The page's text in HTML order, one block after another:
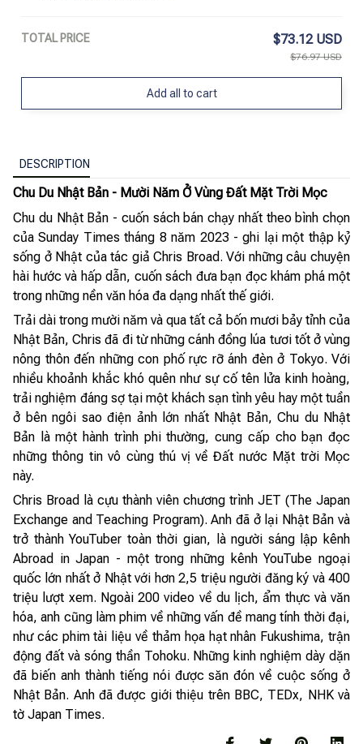
TOTAL PRICE $73.12 USD
$76.97 USD
Add all to cart
DESCRIPTION
Chu Du Nhật Bản - Mười Năm Ở Vùng Đất Mặt Trời Mọc
Chu du Nhật Bản - cuốn sách bán chạy nhất theo bình chọn
của Sunday Times tháng 8 năm 2023 - ghi lại một thập kỷ
sống ở Nhật của tác giả Chris Broad. Với những câu chuyện
hài hước và hấp dẫn, cuốn sách đưa bạn đọc khám phá một
trong những nền văn hóa đa dạng nhất thế giới.
Trải dài trong mười năm và qua tất cả bốn mươi bảy tỉnh của
Nhật Bản, Chris đã đi từ những cánh đồng lúa tươi tốt ở vùng
nông thôn đến những con phố rực rỡ ánh đèn ở Tokyo. Với
nhiều khoảnh khắc khó quên như sự cố tên lửa kinh hoàng,
trải nghiệm đáng sợ tại một khách sạn tình yêu hay một tuần
ở bên ngôi sao điện ảnh lớn nhất Nhật Bản, Chu du Nhật
Bản là một hành trình phi thường, cung cấp cho bạn đọc
những thông tin vô cùng thú vị về Đất nước Mặt trời Mọc
này.
Chris Broad là cựu thành viên chương trình JET (The Japan
Exchange and Teaching Program). Anh đã ở lại Nhật Bản và
trở thành YouTuber toàn thời gian, là người sáng lập kênh
Abroad in Japan - một trong những kênh YouTube ngoại
quốc lớn nhất ở Nhật với hơn 2,5 triệu người đăng ký và 400
triệu lượt xem. Ngoài 200 video về du lịch, ẩm thực và văn
hóa, anh cũng làm phim về những vấn đề mang tính thời đại,
như các phim tài liệu về thảm họa hạt nhân Fukushima, trận
động đất và sóng thần Tohoku. Những kinh nghiệm dày dặn
đã biến anh thành tiếng nói được săn đón về cuộc sống ở
Nhật Bản. Anh đã được giới thiệu trên BBC, TEDx, NHK và
tờ Japan Times.